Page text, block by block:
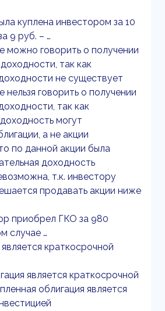
куплена инвестором за 10
9 руб. – …
можно говорить о получении
так как
не существует
нельзя говорить о получении
так как
могут
а не акции
по данной акции была
доходность
т.к. инвестору
продавать акции ниже
приобрел ГКО за 980
случае …
краткосрочной
является краткосрочной
облигация является